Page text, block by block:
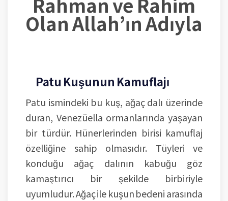
Olan Allah’ın Adıyla
Patu Kuşunun Kamuflajı
Patu ismindeki bu kuş, ağaç dalı üzerinde
duran, Venezüella ormanlarında yaşayan
bir türdür. Hünerlerinden birisi kamuflaj
özelliğine sahip olmasıdır. Tüyleri ve
konduğu ağaç dalının kabuğu göz
kamaştırıcı bir şekilde birbiriyle
uyumludur. Ağaç ile kuşun bedeni arasında